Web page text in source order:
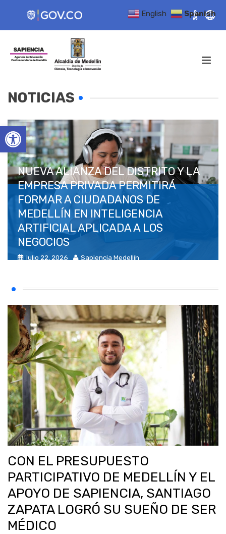
Open toolbar
NOTICIAS
NUEVA ALIANZA DEL DISTRITO Y LA
EMPRESA PRIVADA PERMITIRÁ
FORMAR A CIUDADANOS DE
MEDELLÍN EN INTELIGENCIA
ARTIFICIAL APLICADA A LOS
NEGOCIOS
julio 22, 2026
Sapiencia Medellín
CON EL PRESUPUESTO
PARTICIPATIVO DE MEDELLÍN Y EL
APOYO DE SAPIENCIA, SANTIAGO
ZAPATA LOGRÓ SU SUEÑO DE SER
MÉDICO
English Spanish